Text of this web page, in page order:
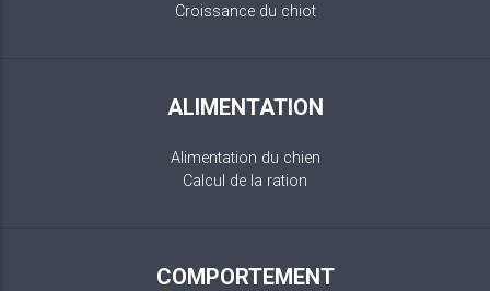
Croissance du chiot
ALIMENTATION
Alimentation du chien
Calcul de la ration
COMPORTEMENT